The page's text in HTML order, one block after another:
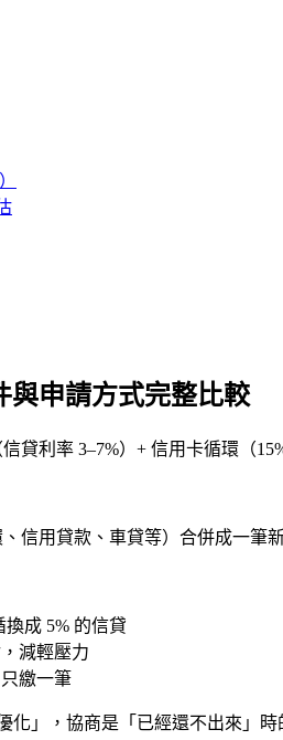
與申請方式完整比較
貸利率 3–7%）+ 信用卡循環（
、信用貸款、車貸等）合併成一筆
換成 5% 的信貸
減輕壓力
繳一筆
化」，協商是「已經還不出來」時